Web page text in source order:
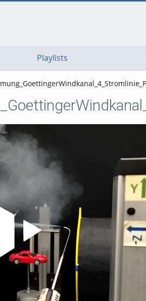
Playlists
Video abspielen